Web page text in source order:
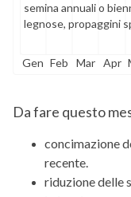
semina annuali o
legnose, propaggini
Gen Feb Mar Apr
Da fare questo
concimazione
recente.
riduzione delle